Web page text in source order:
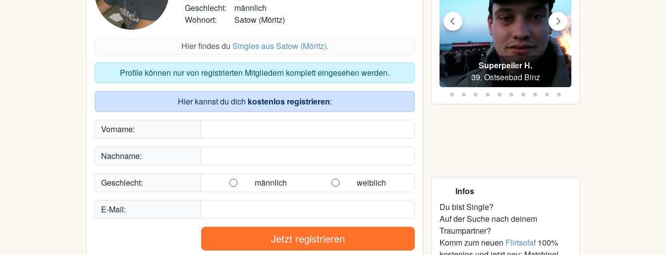
Geschlecht:
männlich
Wohnort:
Satow (Möritz)
Hier findes du Singles aus Satow (Möritz).
Profile können nur von registrierten Mitgliedern komplett eingesehen werden.
Hier kannst du dich kostenlos registrieren:
Vorname:
Nachname:
Geschlecht: männlich weiblich
E-Mail:
Jetzt registrieren
Superpeiler H.
39, Ostseebad Binz
Simona S.
42, Weitendorf bei Sternberg
Infos
Du bist Single?
Auf der Suche nach deinem
Traumpartner?
Komm zum neuen Flirtsofa! 100%